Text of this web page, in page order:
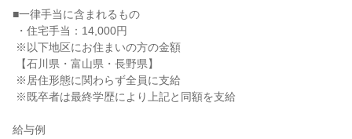
■一律手当に含まれるもの
給与例